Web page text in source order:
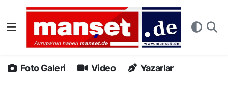
Foto Galeri Video Yazarlar
DÜNYA
AVRUPA
Nöbetçi Eczaneler
Hava Durumu